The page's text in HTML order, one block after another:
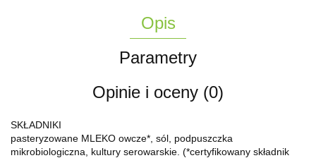
Opis
Parametry
Opinie i oceny (0)
SKŁADNIKI
pasteryzowane MLEKO owcze*, sól, podpuszczka
mikrobiologiczna, kultury serowarskie. (*certyfikowany składnik